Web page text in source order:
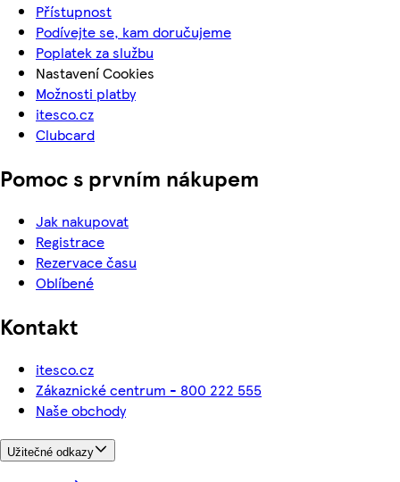
Přístupnost
Podívejte se, kam doručujeme
Poplatek za službu
Nastavení Cookies
Možnosti platby
itesco.cz
Clubcard
Pomoc s prvním nákupem
Jak nakupovat
Registrace
Rezervace času
Oblíbené
Kontakt
itesco.cz
Zákaznické centrum - 800 222 555
Naše obchody
Užitečné odkazy